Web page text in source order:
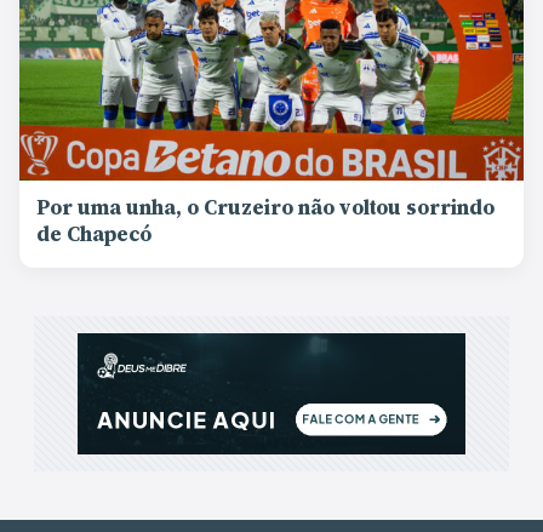
Por uma unha, o Cruzeiro não voltou sorrindo
de Chapecó